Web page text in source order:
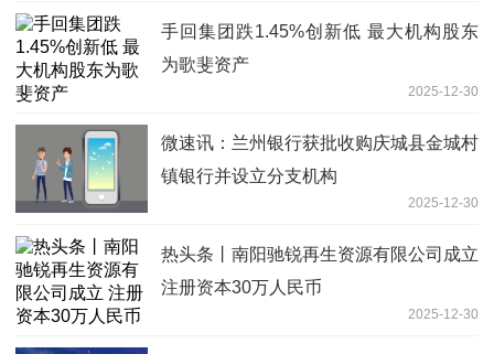
手回集团跌1.45%创新低 最大机构股东
为歌斐资产
2025-12-30
微速讯：兰州银行获批收购庆城县金城村
镇银行并设立分支机构
2025-12-30
热头条丨南阳驰锐再生资源有限公司成立
注册资本30万人民币
2025-12-30